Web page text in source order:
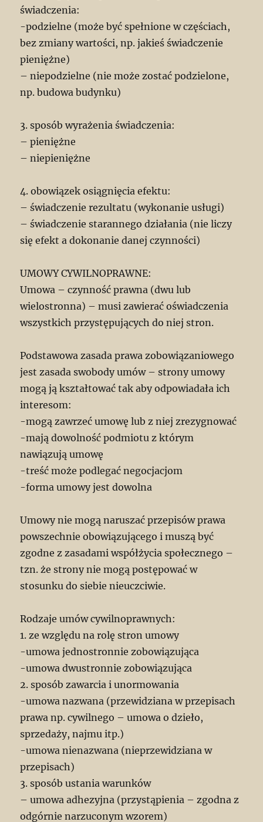
świadczenia:
-podzielne (może być spełnione w częściach,
bez zmiany wartości, np. jakieś świadczenie
pieniężne)
– niepodzielne (nie może zostać podzielone,
np. budowa budynku)
3. sposób wyrażenia świadczenia:
– pieniężne
– niepieniężne
4. obowiązek osiągnięcia efektu:
– świadczenie rezultatu (wykonanie usługi)
– świadczenie starannego działania (nie liczy
się efekt a dokonanie danej czynności)
UMOWY CYWILNOPRAWNE:
Umowa – czynność prawna (dwu lub
wielostronna) – musi zawierać oświadczenia
wszystkich przystępujących do niej stron.
Podstawowa zasada prawa zobowiązaniowego
jest zasada swobody umów – strony umowy
mogą ją kształtować tak aby odpowiadała ich
interesom:
-mogą zawrzeć umowę lub z niej zrezygnować
-mają dowolność podmiotu z którym
nawiązują umowę
-treść może podlegać negocjacjom
-forma umowy jest dowolna
Umowy nie mogą naruszać przepisów prawa
powszechnie obowiązującego i muszą być
zgodne z zasadami współżycia społecznego –
tzn. że strony nie mogą postępować w
stosunku do siebie nieuczciwie.
Rodzaje umów cywilnoprawnych:
1. ze względu na rolę stron umowy
-umowa jednostronnie zobowiązująca
-umowa dwustronnie zobowiązująca
2. sposób zawarcia i unormowania
-umowa nazwana (przewidziana w przepisach
prawa np. cywilnego – umowa o dzieło,
sprzedaży, najmu itp.)
-umowa nienazwana (nieprzewidziana w
przepisach)
3. sposób ustania warunków
– umowa adhezyjna (przystąpienia – zgodna z
odgórnie narzuconym wzorem)